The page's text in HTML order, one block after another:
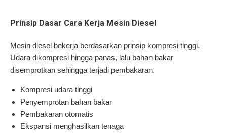
Prinsip Dasar Cara Kerja Mesin Diesel
Mesin diesel bekerja berdasarkan prinsip kompresi tinggi.
Udara dikompresi hingga panas, lalu bahan bakar
disemprotkan sehingga terjadi pembakaran.
Kompresi udara tinggi
Penyemprotan bahan bakar
Pembakaran otomatis
Ekspansi menghasilkan tenaga